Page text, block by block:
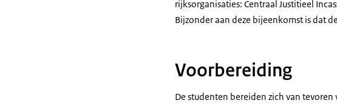
rijksorganisaties: Centraal Justitieel
Bijzonder aan deze bijeenkomst is dat
Voorbereiding
De studenten bereiden zich van